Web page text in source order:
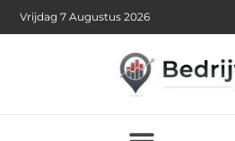
Vrijdag 7 Augustus 2026